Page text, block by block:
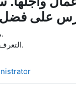
على فضل
.
.